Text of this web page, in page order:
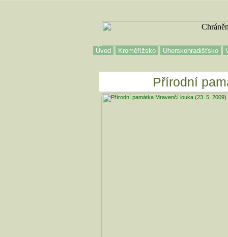
Úvod Kroměřížsko Uherskohradišťsko
Přírodní